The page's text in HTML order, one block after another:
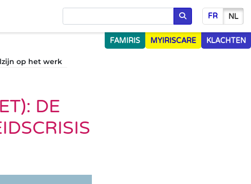
Opzoeken
FR NL
FAMIRIS MYIRISCARE KLACHTEN
op het werk
DE